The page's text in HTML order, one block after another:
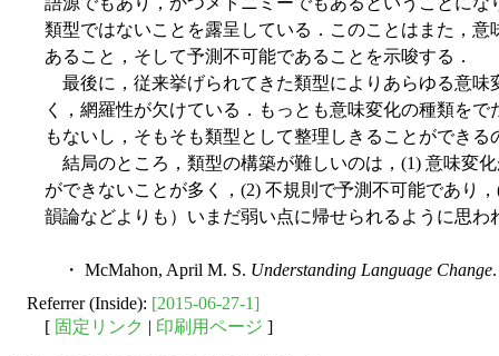
類型ではないことを露呈している．このことはまた，
あること，そして予測不可能であることを示唆する．
最後に，従来挙げられてきた類型によりあらゆる意味
く，網羅性が欠けている．もっとも意味変化の種類を
もないし，そもそも類型として整理しきることができる
結局のところ，類型の構築が難しいのは，(1) 意味変
ができないことが多く，(2) 不規則で予測不可能であり
韻論などよりも）いまだ弱い点に帰せられるように思わ
・ McMahon, April M. S. Understanding Language Change
Referrer (Inside): [2015-06-27-1]
[ 固定リンク | 印刷用ページ ]